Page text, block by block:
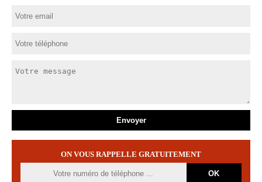
ON VOUS RAPPELLE GRATUITEMENT